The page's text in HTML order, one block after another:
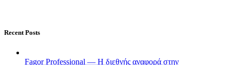
Recent Posts
Fagor Professional — Η διεθνής αναφορά στην